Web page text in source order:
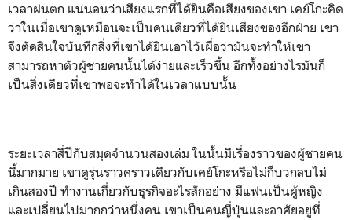
เวลาฝนตก แน่นอนว่าเสียงแรกที่ได้ยินคือเสียงของเขา เคย์โกะคิด
ว่าในเมื่อเขาดูเหมือนจะเป็นคนเดียวที่ได้ยินเสียงของอีกฝ่าย เขา
จึงตัดสินใจบันทึกสิ่งที่เขาได้ยินเอาไว้เผื่อว่ามันจะทำให้เขา
สามารถหาตัวผู้ชายคนนั้นได้ง่ายและเร็วขึ้น อีกทั้งอย่างไรมันก็
เป็นสิ่งเดียวที่เขาพอจะทำได้ในเวลาแบบนั้น
ระยะเวลาสี่ปีกับสมุดจำนวนสองเล่ม ในนั้นมีเรื่องราวของผู้ชายคน
นี้มากมาย เขาดูรุ่นราวคราวเดียวกับเคย์โกะหรือไม่ก็บวกลบไม่
เกินสองปี ทำงานเกี่ยวกับธุรกิจอะไรสักอย่าง มีแฟนเป็นผู้หญิง
และเปลี่ยนไปมากกว่าหนึ่งคน เขาเป็นคนญี่ปุ่นและอาศัยอยู่ที่